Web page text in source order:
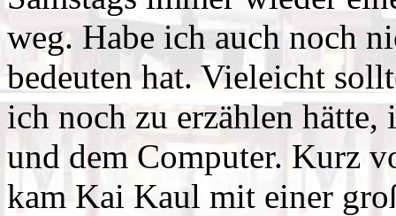
weg. Habe ich auch noch
bedeuten hat. Vieleicht
ich noch zu erzählen
und dem Computer. Kurz
kam Kai Kaul mit einer